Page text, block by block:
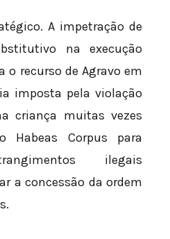
A impetração de
na execução
o recurso de Agravo em
imposta pela violação
criança muitas vezes
Corpus para
ilegais
a concessão da ordem